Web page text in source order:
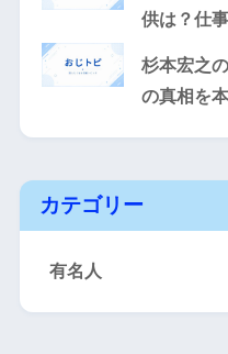
供は？仕
杉本宏之
の真相を
カテゴリー
有名人